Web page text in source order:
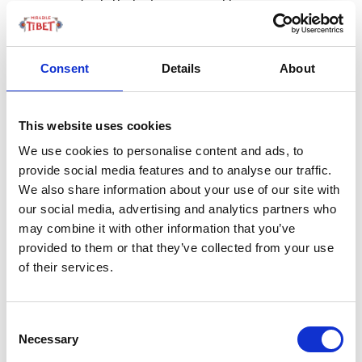
Consent Details About
This website uses cookies
We use cookies to personalise content and ads, to
provide social media features and to analyse our traffic.
We also share information about your use of our site with
our social media, advertising and analytics partners who
may combine it with other information that you’ve
provided to them or that they’ve collected from your use
of their services.
Selection
Necessary
cappuccini (in tutto tre) arrivano a Lhasa, e scoprono un
attivissimo crocevia commerciale tra India, Cina e
Mongolia. L’incontro con il clero buddhista è altresì
importante tanto che il frate Orazio ci lascia
importantissime testimonianze storiche di vita
ben accolti, anche perché stringono amicizie e, grazie
alle loro conoscenze mediche, sanno curare molte
malattie, ma non possono fare proseliti, se non tra gli
stranieri di passaggio. I tibetani, annota Orazio “si
dimostrano docili ed umani, sottomettendosi al
ragionevole”, a parte i religiosi, però, che “si rendono più
pertinaci in difesa di loro setta”.
Il dizionario tibetano-
Questa missione francescana durerà ben sedici anni,